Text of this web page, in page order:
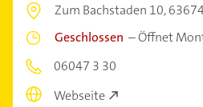
Zum Bachstaden 10,
Geschlossen –Öffnet
06047 3 30
Webseite